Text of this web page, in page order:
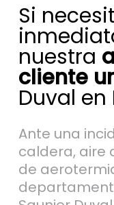
Si
nuestra
cliente
Duval en
Ante una
caldera, aire
de